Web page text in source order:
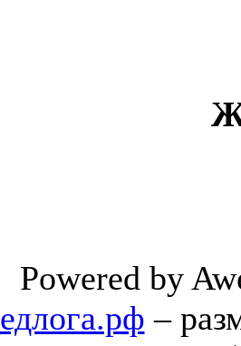
Powered by
–